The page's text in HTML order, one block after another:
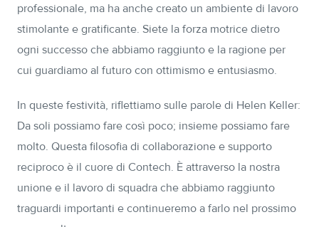
professionale, ma ha anche creato un ambiente di lavoro
stimolante e gratificante. Siete la forza motrice dietro
ogni successo che abbiamo raggiunto e la ragione per
cui guardiamo al futuro con ottimismo e entusiasmo.
In queste festività, riflettiamo sulle parole di Helen Keller:
Da soli possiamo fare così poco; insieme possiamo fare
molto. Questa filosofia di collaborazione e supporto
reciproco è il cuore di Contech. È attraverso la nostra
unione e il lavoro di squadra che abbiamo raggiunto
traguardi importanti e continueremo a farlo nel prossimo